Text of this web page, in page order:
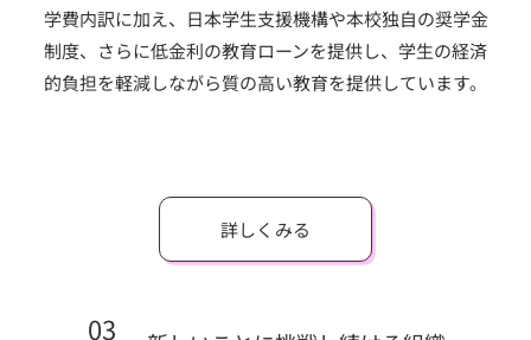
学費内訳に加え、日本学生支援機構や本校独自の奨学金
制度、さらに低金利の教育ローンを提供し、学生の経済
的負担を軽減しながら質の高い教育を提供しています。
詳しくみる
03